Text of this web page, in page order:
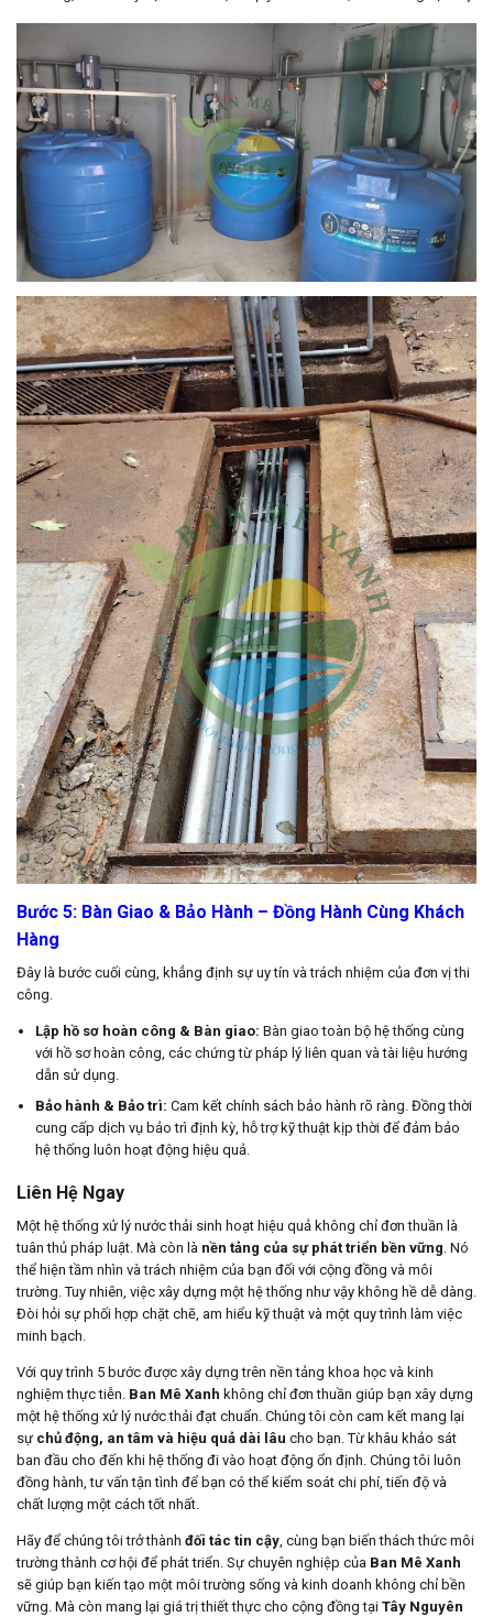
Bước 5: Bàn Giao & Bảo Hành – Đồng Hành Cùng Khách
Hàng
Đây là bước cuối cùng, khẳng định sự uy tín và trách nhiệm của đơn vị thi
công.
Lập hồ sơ hoàn công & Bàn giao: Bàn giao toàn bộ hệ thống cùng
với hồ sơ hoàn công, các chứng từ pháp lý liên quan và tài liệu hướng
dẫn sử dụng.
Bảo hành & Bảo trì: Cam kết chính sách bảo hành rõ ràng. Đồng thời
cung cấp dịch vụ bảo trì định kỳ, hỗ trợ kỹ thuật kịp thời để đảm bảo
hệ thống luôn hoạt động hiệu quả.
Liên Hệ Ngay
Một hệ thống xử lý nước thải sinh hoạt hiệu quả không chỉ đơn thuần là
tuân thủ pháp luật. Mà còn là nền tảng của sự phát triển bền vững. Nó
thể hiện tầm nhìn và trách nhiệm của bạn đối với cộng đồng và môi
trường. Tuy nhiên, việc xây dựng một hệ thống như vậy không hề dễ dàng.
Đòi hỏi sự phối hợp chặt chẽ, am hiểu kỹ thuật và một quy trình làm việc
minh bạch.
Với quy trình 5 bước được xây dựng trên nền tảng khoa học và kinh
nghiệm thực tiễn. Ban Mê Xanh không chỉ đơn thuần giúp bạn xây dựng
một hệ thống xử lý nước thải đạt chuẩn. Chúng tôi còn cam kết mang lại
sự chủ động, an tâm và hiệu quả dài lâu cho bạn. Từ khâu khảo sát
ban đầu cho đến khi hệ thống đi vào hoạt động ổn định. Chúng tôi luôn
đồng hành, tư vấn tận tình để bạn có thể kiểm soát chi phí, tiến độ và
chất lượng một cách tốt nhất.
Hãy để chúng tôi trở thành đối tác tin cậy, cùng bạn biến thách thức môi
trường thành cơ hội để phát triển. Sự chuyên nghiệp của Ban Mê Xanh
sẽ giúp bạn kiến tạo một môi trường sống và kinh doanh không chỉ bền
vững. Mà còn mang lại giá trị thiết thực cho cộng đồng tại Tây Nguyên